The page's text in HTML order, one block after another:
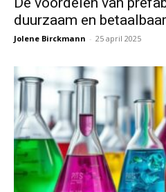
duurzaam en betaalbaar
Jolene Birckmann - 25 april 2025